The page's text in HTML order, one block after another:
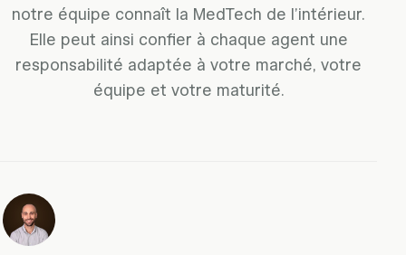
notre équipe connaît la MedTech de l’intérieur.
Elle peut ainsi confier à chaque agent une
responsabilité adaptée à votre marché, votre
équipe et votre maturité.